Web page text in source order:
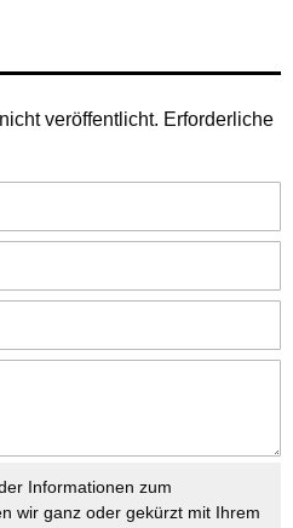
veröffentlicht. Erforderliche
Informationen zum
wir ganz oder gekürzt mit Ihrem